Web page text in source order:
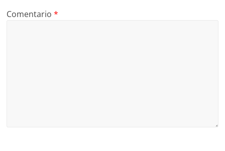
Comentario*